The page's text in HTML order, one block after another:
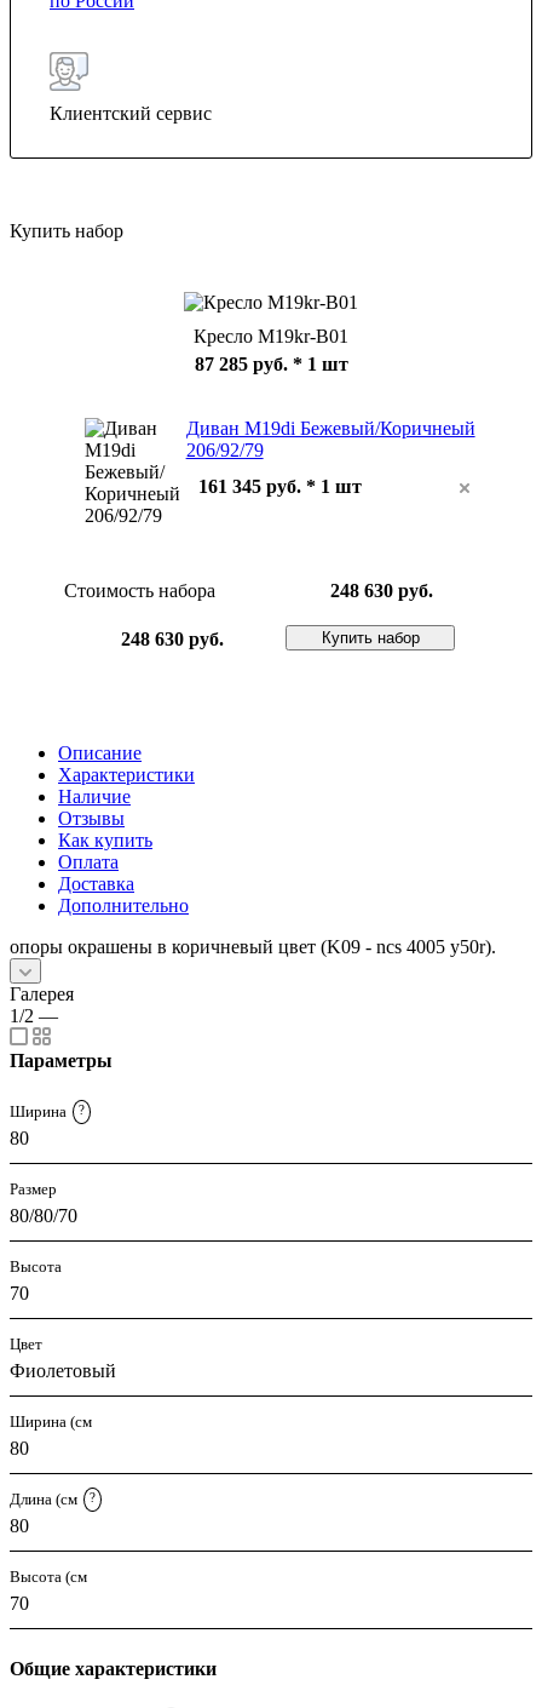
Клиентский сервис
Купить набор
Кресло M19kr-B01
87 285 руб.* 1 шт
Диван M19di Бежевый/Коричнеый
206/92/79
161 345 руб. * 1 шт
Стоимость набора 248 630 руб.
248 630 руб. Купить набор
Описание
Характеристики
Наличие
Отзывы
Как купить
Оплата
Доставка
Дополнительно
опоры окрашены в коричневый цвет (K09 - ncs 4005 y50r).
Галерея
1/2 —
Параметры
Ширина ?
80
Размер
80/80/70
Высота
70
Цвет
Фиолетовый
Ширина (см
80
Длина (см ?
80
Высота (см
70
Общие характеристики